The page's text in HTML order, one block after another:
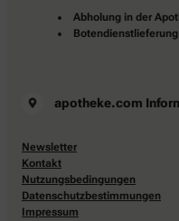
Abholung in der
Botendienstlieferung
apotheke.com
Newsletter
Kontakt
Nutzungsbedingungen
Datenschutzbestimmungen
Impressum